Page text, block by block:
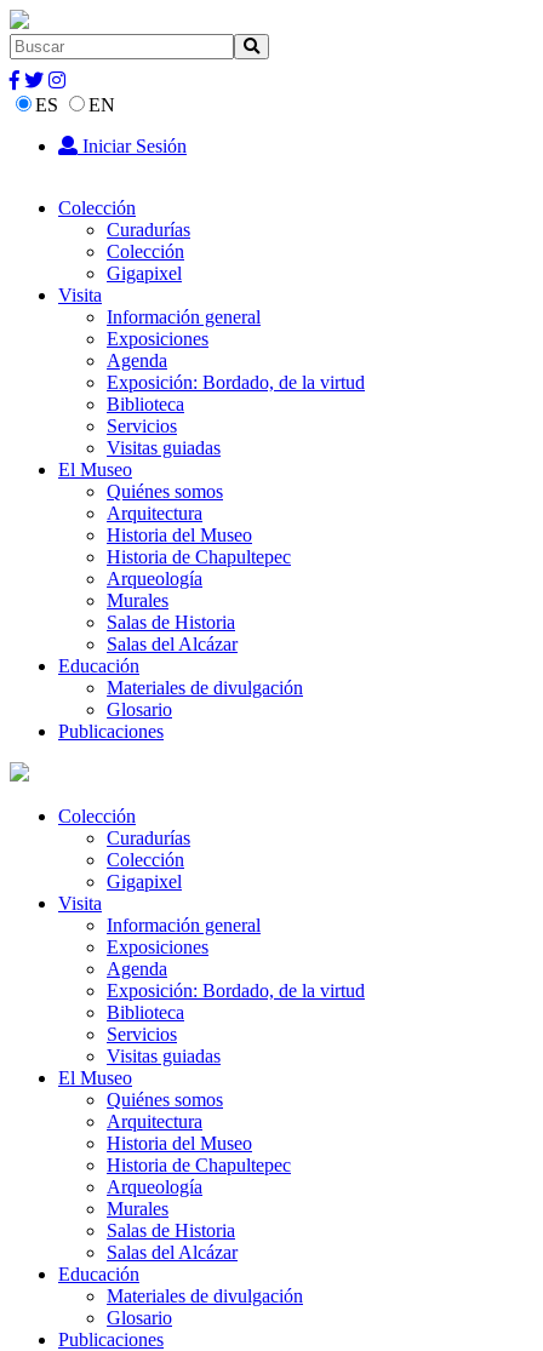
ES
EN
Iniciar Sesión
Colección
Curadurías
Colección
Gigapixel
Visita
Información general
Exposiciones
Agenda
Exposición: Bordado, de la virtud
Biblioteca
Servicios
Visitas guiadas
El Museo
Quiénes somos
Arquitectura
Historia del Museo
Historia de Chapultepec
Arqueología
Murales
Salas de Historia
Salas del Alcázar
Educación
Materiales de divulgación
Glosario
Publicaciones
Colección
Curadurías
Colección
Gigapixel
Visita
Información general
Exposiciones
Agenda
Exposición: Bordado, de la virtud
Biblioteca
Servicios
Visitas guiadas
El Museo
Quiénes somos
Arquitectura
Historia del Museo
Historia de Chapultepec
Arqueología
Murales
Salas de Historia
Salas del Alcázar
Educación
Materiales de divulgación
Glosario
Publicaciones